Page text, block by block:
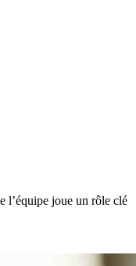
l’équipe joue un rôle clé